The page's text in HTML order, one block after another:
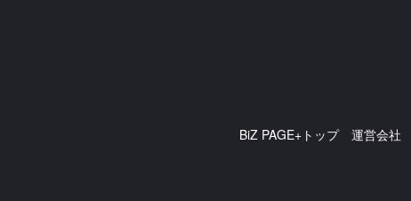
BiZ PAGE+トップ 運営会社